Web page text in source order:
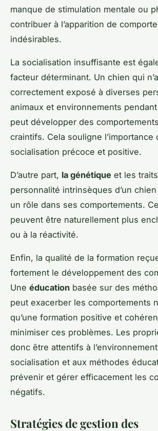
manque de stimulation mentale ou
contribuer à l’apparition de
indésirables.
La socialisation insuffisante est
facteur déterminant. Un chien qui
correctement exposé à diverses
animaux et environnements
peut développer des
craintifs. Cela souligne l’importance
socialisation précoce et positive.
D’autre part, la génétique et les
personnalité intrinsèques d’un
un rôle dans ses comportements.
peuvent être naturellement plus
ou à la réactivité.
Enfin, la qualité de la formation
fortement le développement des
Une éducation basée sur des
peut exacerber les comportements
qu’une formation positive et
minimiser ces problèmes. Les
donc être attentifs à
socialisation et aux méthodes
prévenir et gérer efficacement les
négatifs.
Stratégies de gestion des